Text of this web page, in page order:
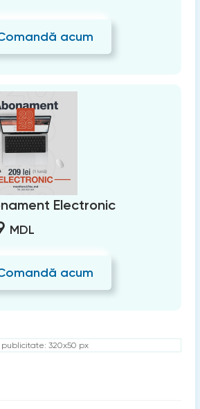
acum
Electronic
MDL
acum
publicitate: 320x50 px